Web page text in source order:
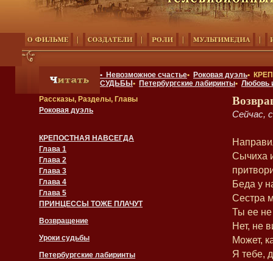
• Невозможное счастье• Роковая дуэль•
СУДЬБЫ • Петербургские лабиринты• Любовь
Рассказы, Разделы, Главы
Роковая дуэль
КРЕПОСТНАЯ НАВСЕГДА
Глава 1
Глава 2
Глава 3
Глава 4
Глава 5
ПРИНЦЕССЫ ТОЖЕ ПЛАЧУТ
Возвращение
Уроки судьбы
Петербургские лабиринты
Сейчас,
Сычиха
Беда у
Сестра
Ты ее не
Нет, не
Может,
Я тебе,